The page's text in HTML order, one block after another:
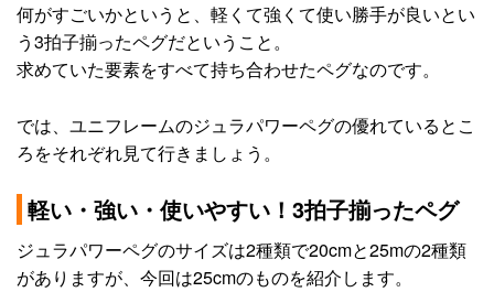
何がすごいかというと、軽くて強くて使い勝手が良いとい
う3拍子揃ったペグだということ。
求めていた要素をすべて持ち合わせたペグなのです。
では、ユニフレームのジュラパワーペグの優れているとこ
ろをそれぞれ見て行きましょう。
軽い・強い・使いやすい！3拍子揃ったペグ
ジュラパワーペグのサイズは2種類で20cmと25mの2種類
がありますが、今回は25cmのものを紹介します。